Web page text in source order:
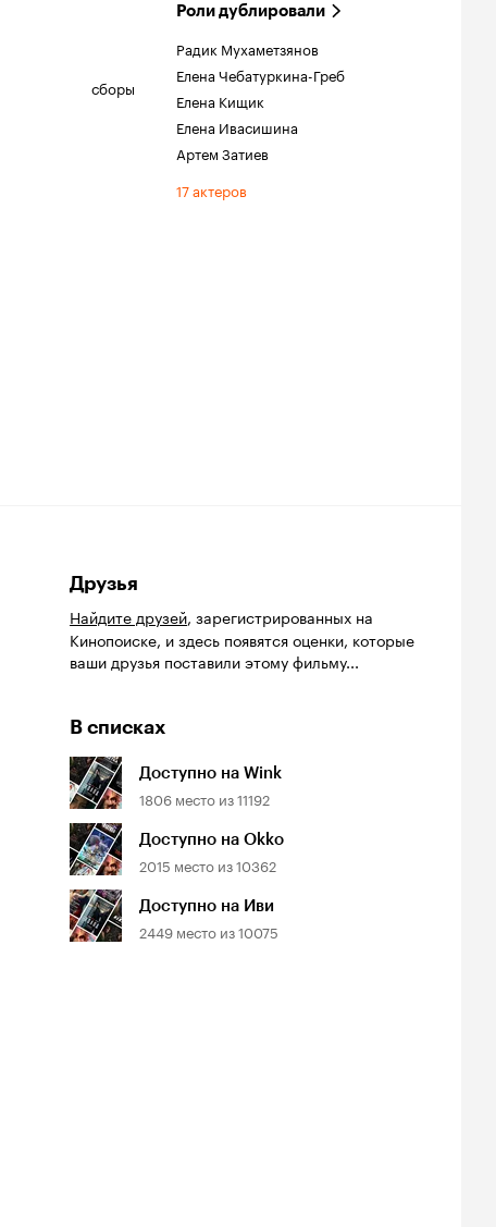
сборы
Роли дублировали
Радик Мухаметзянов
Елена Чебатуркина-Греб
Елена Кищик
Елена Ивасишина
Артем Затиев
17 актеров
Друзья
Найдите друзей, зарегистрированных на
Кинопоиске, и здесь появятся оценки, которые
ваши друзья поставили этому фильму...
В списках
Доступно на Wink
1806 место из11192
Доступно на Okko
2015 место из10362
Доступно на Иви
2449 место из10075